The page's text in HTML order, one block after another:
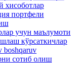
хисоботлар
портфели
учун маълумоти
кўрсаткичлар
boshqaruv
сотиб олиш